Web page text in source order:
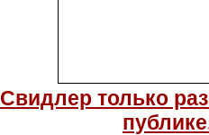
Свидлер только